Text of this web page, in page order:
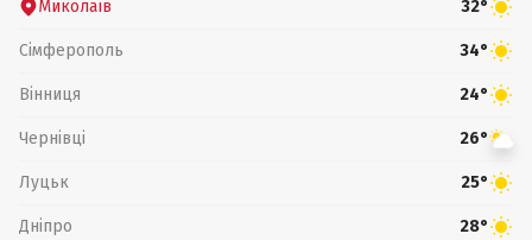
Миколаїв 32°
Сімферополь 34°
Вінниця 24°
Чернівці 26°
Луцьк 25°
Дніпро 28°